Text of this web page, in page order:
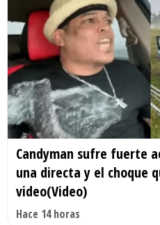
Candyman sufre fuerte
una directa y el choque
video(Video)
Hace 14 horas